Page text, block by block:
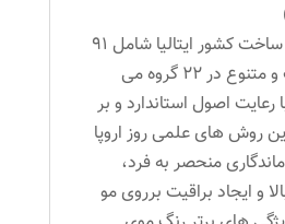
رنگ موی اسکالیم ساخت کشور ایتالیا شامل 91
رنگ طبیعی،جذاب و متنوع در 22 گروه می
رعایت اصول استاندارد و بر
روش های علمی روز اروپا
منحصر به فرد،
و ایجاد براقیت برروی مو